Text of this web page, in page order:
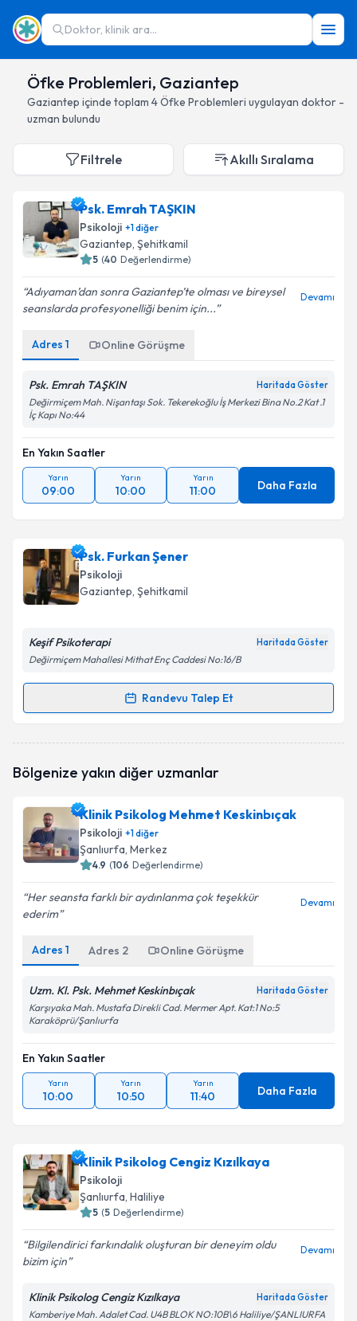
Doktor, klinik ara...
Öfke Problemleri, Gaziantep
Gaziantep içinde toplam 4Öfke Problemleri uygulayan doktor -
uzman bulundu
Filtrele Akıllı Sıralama
Psk. Emrah TAŞKIN
Psikoloji +1diğer
Gaziantep, Şehitkamil
5 (40 Değerlendirme)
Adıyaman’dan sonra Gaziantep’te olması ve bireysel
seanslarda profesyonelliği benim için...
Devamı
Adres 1 Online Görüşme
Psk. Emrah TAŞKIN Haritada Göster
Değirmiçem Mah. Nişantaşı Sok. Tekerekoğlu İş Merkezi Bina No.2 Kat .1
İç Kapı No:44
En Yakın Saatler
Yarın
09:00
Yarın
10:00
Yarın
11:00 Daha Fazla
Psk. Furkan Şener
Psikoloji
Gaziantep, Şehitkamil
Keşif Psikoterapi Haritada Göster
Değirmiçem Mahallesi Mithat Enç Caddesi No:16/B
Randevu Talep Et
Randevu Takvimi Talebi
oluşturun. Size bu uzmandan randevu almanız için bir
E-posta Adresiniz
Kişisel verilerimin işlenmesine ilişkinAydınlatma
Takvim Talebini Gönder
Bölgenize yakın diğer uzmanlar
Klinik Psikolog Mehmet Keskinbıçak
Psikoloji +1diğer
Şanlıurfa, Merkez
4.9 (106 Değerlendirme)
Her seansta farklı bir aydınlanma çok teşekkür
ederim
Devamı
Adres 1 Adres 2 Online Görüşme
Uzm. Kl. Psk. Mehmet Keskinbıçak Haritada Göster
Karşıyaka Mah. Mustafa Direkli Cad. Mermer Apt. Kat:1 No:5
Karaköprü/Şanlıurfa
En Yakın Saatler
Yarın
10:00
Yarın
10:50
Yarın
11:40 Daha Fazla
Klinik Psikolog Cengiz Kızılkaya
Psikoloji
Şanlıurfa, Haliliye
5 (5 Değerlendirme)
Bilgilendirici farkındalık oluşturan bir deneyim oldu
bizim için
Devamı
Klinik Psikolog Cengiz Kızılkaya Haritada Göster
Kamberiye Mah. Adalet Cad. U4B BLOK NO:10B\6 Haliliye/ŞANLIURFA